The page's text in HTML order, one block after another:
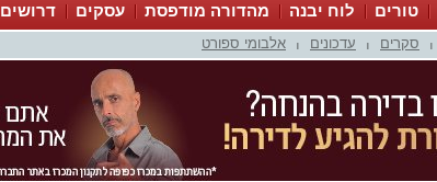
טורים לוח יבנה מהדורה מודפסת עסקים דרושים
סקרים עדכונים אלבומי ספורט